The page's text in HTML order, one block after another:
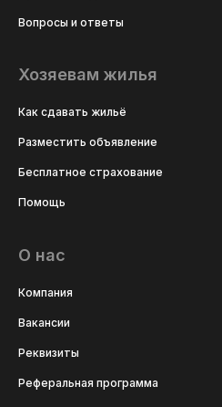
Вопросы и ответы
Хозяевам жилья
Как сдавать жильё
Разместить объявление
Бесплатное страхование
Помощь
О нас
Компания
Вакансии
Реквизиты
Реферальная программа